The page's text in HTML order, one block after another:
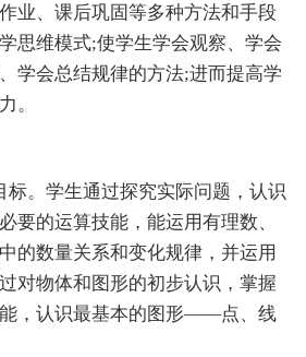
业、课后巩固等多种方法和手段
思维模式;使学生学会观察、学会
学会总结规律的方法;进而提高学
。
。学生通过探究实际问题，认识
要的运算技能，能运用有理数、
的数量关系和变化规律，并运用
对物体和图形的初步认识，掌握
，认识最基本的图形――点、线